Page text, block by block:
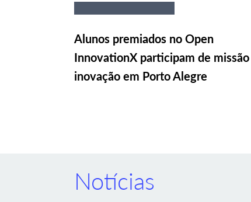
Alunos premiados no Open
InnovationX participam de missão
inovação em Porto Alegre
Notícias